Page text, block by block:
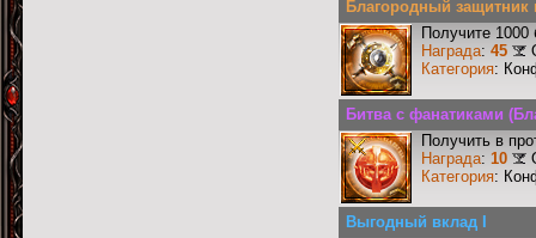
Благородный защитник
Получите 1000
Награда: 45
Категория:
Битва с фанатиками
Получить в
Награда: 10
Категория:
Выгодный вклад I